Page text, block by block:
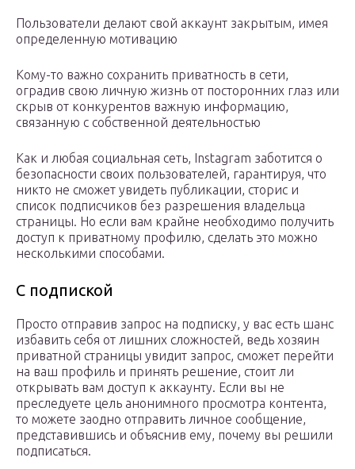
Пользователи делают свой аккаунт закрытым, имея
определенную мотивацию
Кому-то важно сохранить приватность в сети,
оградив свою личную жизнь от посторонних глаз или
скрыв от конкурентов важную информацию,
связанную с собственной деятельностью
Как и любая социальная сеть, Instagram заботится о
безопасности своих пользователей, гарантируя, что
никто не сможет увидеть публикации, сторис и
список подписчиков без разрешения владельца
страницы. Но если вам крайне необходимо получить
доступ к приватному профилю, сделать это можно
несколькими способами.
С подпиской
Просто отправив запрос на подписку, у вас есть шанс
избавить себя от лишних сложностей, ведь хозяин
приватной страницы увидит запрос, сможет перейти
на ваш профиль и принять решение, стоит ли
открывать вам доступ к аккаунту. Если вы не
преследуете цель анонимного просмотра контента,
то можете заодно отправить личное сообщение,
представившись и объяснив ему, почему вы решили
подписаться.